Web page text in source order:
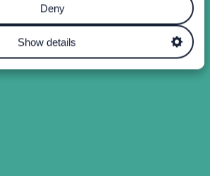
Deny
Show details